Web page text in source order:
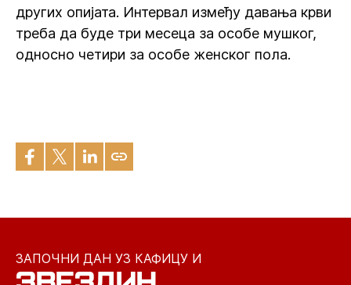
других опијата. Интервал између давања крви
треба да буде три месеца за особе мушког,
односно четири за особе женског пола.
ЗАПОЧНИ ДАН УЗ КАФИЦУ И